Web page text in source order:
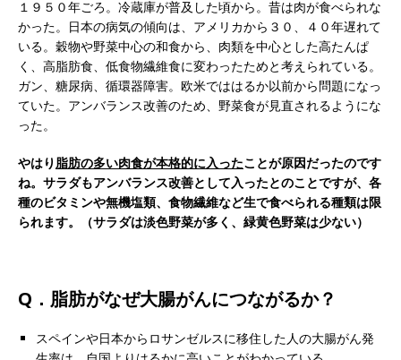
１９５０年ごろ。冷蔵庫が普及した頃から。昔は肉が食べられな
かった。日本の病気の傾向は、アメリカから３０、４０年遅れて
いる。穀物や野菜中心の和食から、肉類を中心とした高たんぱ
く、高脂肪食、低食物繊維食に変わったためと考えられている。
ガン、糖尿病、循環器障害。欧米でははるか以前から問題になっ
ていた。アンバランス改善のため、野菜食が見直されるようにな
った。
やはり 脂肪の多い肉食が本格的に入ったことが原因だったのです
ね。サラダもアンバランス改善として入ったとのことですが、各
種のビタミンや無機塩類、食物繊維など生で食べられる種類は限
られます。（サラダは淡色野菜が多く、緑黄色野菜は少ない）
Q．脂肪がなぜ大腸がんにつながるか？
スペインや日本からロサンゼルスに移住した人の大腸がん発